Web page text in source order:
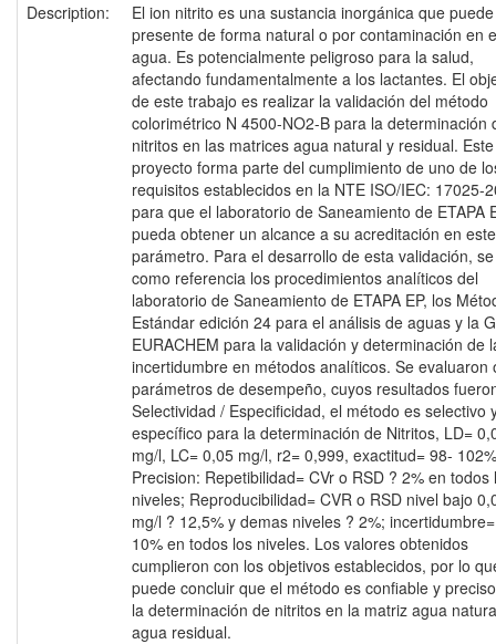
Description:
El ion nitrito es una sustancia inorgánica que
presente de forma natural o por contaminación en
agua. Es potencialmente peligroso para la salud,
afectando fundamentalmente a los lactantes. El
de este trabajo es realizar la validación del método
colorimétrico N 4500-NO2-B para la determinación
nitritos en las matrices agua natural y residual. Este
proyecto forma parte del cumplimiento de uno de
requisitos establecidos en la NTE ISO/IEC: 17025-
para que el laboratorio de Saneamiento de ETAPA
pueda obtener un alcance a su acreditación en este
parámetro. Para el desarrollo de esta validación,
como referencia los procedimientos analíticos del
laboratorio de Saneamiento de ETAPA EP, los
Estándar edición 24 para el análisis de aguas y la
EURACHEM para la validación y determinación de
incertidumbre en métodos analíticos. Se evaluaron
parámetros de desempeño, cuyos resultados
Selectividad / Especificidad, el método es selectivo
específico para la determinación de Nitritos, LD=
mg/l, LC= 0,05 mg/l, r2= 0,999, exactitud= 98-
Precision: Repetibilidad= CVr o RSD ? 2% en todos
niveles; Reproducibilidad= CVR o RSD nivel bajo
mg/l ? 12,5% y demas niveles ? 2%;
10% en todos los niveles. Los valores obtenidos
cumplieron con los objetivos establecidos, por lo
puede concluir que el método es confiable y
la determinación de nitritos en la matriz agua
agua residual.